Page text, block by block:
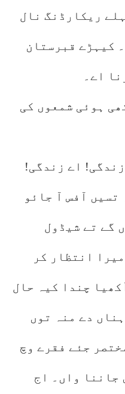
ریکارڈنگ نال
کیہڑے قبرستان
اے۔
ہوئی شمعوں کی
اے زندگی!
تسیں آفس آ جائو
گے تے شیڈول
انتظار کر
چندا کیہ حال
دے منہ توں
جئے فقرے وچ
جاننا واں۔ اج